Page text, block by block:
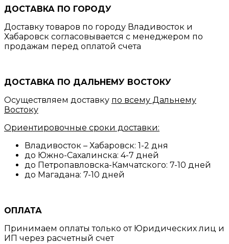
ДОСТАВКА ПО ГОРОДУ
Доставку товаров по городу Владивосток и
Хабаровск согласовывается с менеджером по
продажам перед оплатой счета
ДОСТАВКА ПО ДАЛЬНЕМУ ВОСТОКУ
Осуществляем доставку по всему Дальнему
Востоку
Ориентировочные сроки доставки:
Владивосток – Хабаровск: 1-2 дня
до Южно-Сахалинска: 4-7 дней
до Петропавловска-Камчатского: 7-10 дней
до Магадана: 7-10 дней
ОПЛАТА
Принимаем оплаты только от Юридических лиц и
ИП через расчетный счет